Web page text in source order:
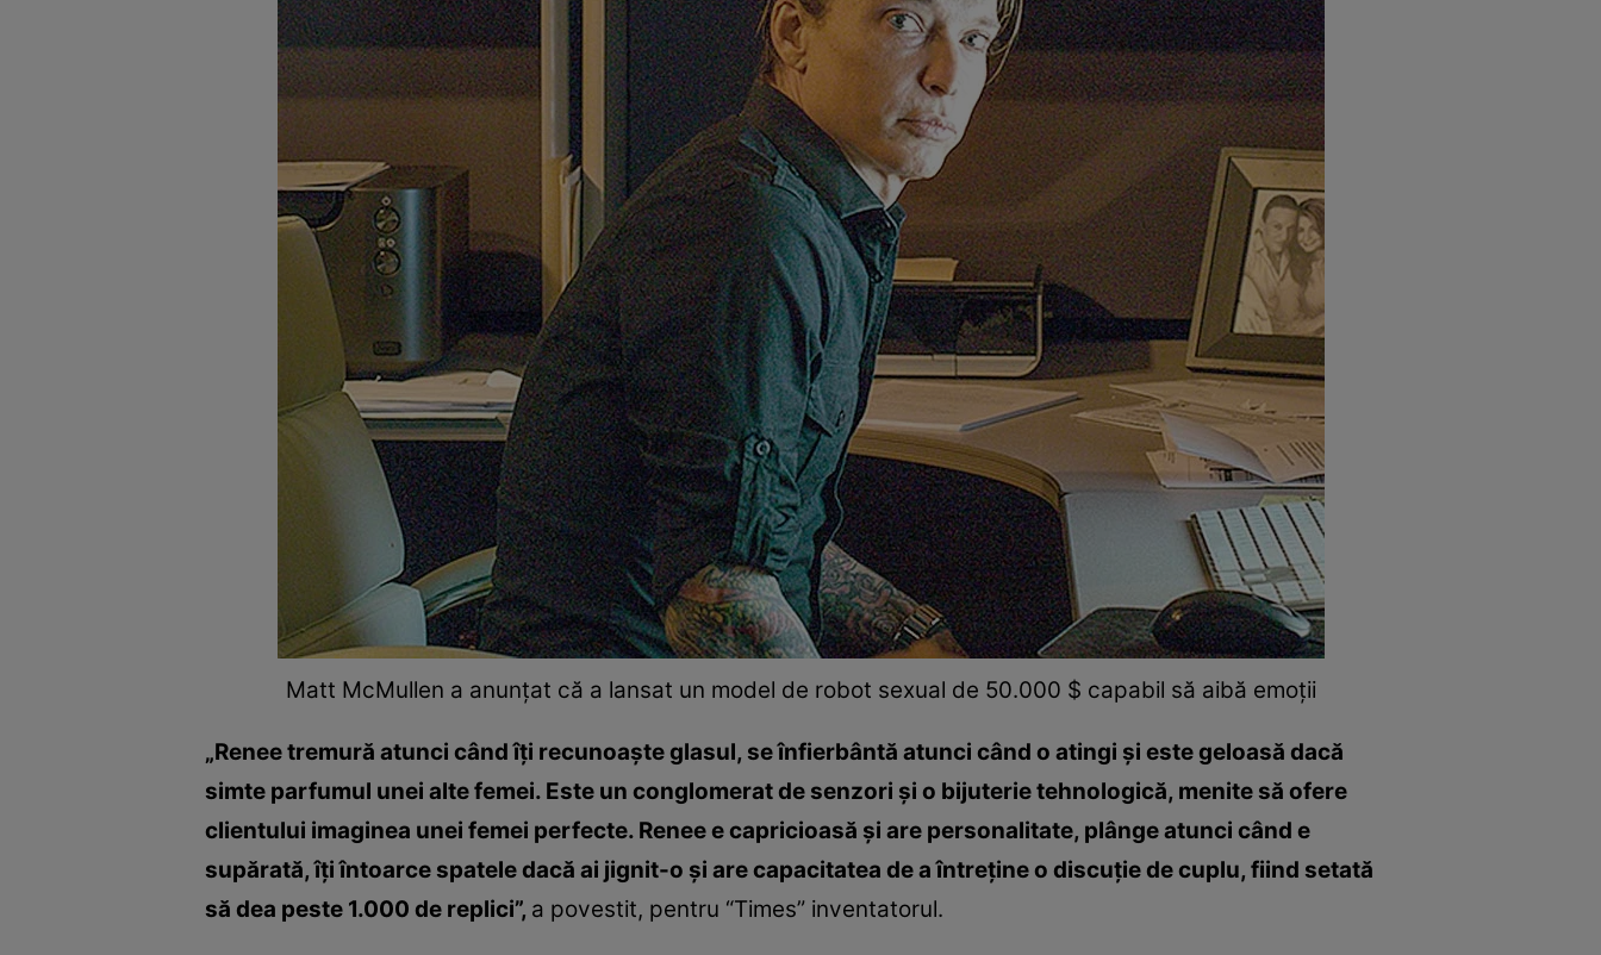
Matt McMullen a anunţat că a lansat un model de robot sexual de 50.000 $ capabil să aibă emoţii
„Renee tremură atunci când îţi recunoaşte glasul, se înfierbântă atunci când o atingi şi este geloasă dacă
simte parfumul unei alte femei. Este un conglomerat de senzori şi o bijuterie tehnologică, menite să ofere
clientului imaginea unei femei perfecte. Renee e capricioasă şi are personalitate, plânge atunci când e
supărată, îţi întoarce spatele dacă ai jignit-o şi are capacitatea de a întreţine o discuţie de cuplu, fiind setată
să dea peste 1.000 de replici”, a povestit, pentru “Times” inventatorul.